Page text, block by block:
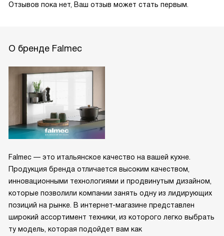
Отзывов пока нет, Ваш отзыв может стать первым.
О бренде Falmec
Falmec — это итальянское качество на вашей кухне.
Продукция бренда отличается высоким качеством,
инновационными технологиями и продвинутым дизайном,
которые позволили компании занять одну из лидирующих
позиций на рынке. В интернет-магазине представлен
широкий ассортимент техники, из которого легко выбрать
ту модель, которая подойдет вам как